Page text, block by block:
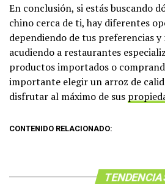
En conclusión, si estás buscando
chino cerca de ti, hay diferentes
dependiendo de tus preferencias y
acudiendo a restaurantes
productos importados o
importante elegir un arroz de
disfrutar al máximo de sus
CONTENIDO RELACIONADO: